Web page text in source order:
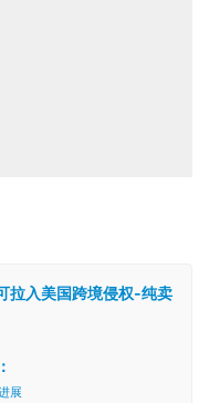
拉入美国跨境侵权-纯卖
展